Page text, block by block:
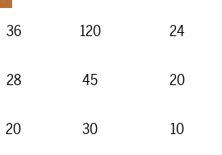
36 120 24
28 45 20
20 30 10